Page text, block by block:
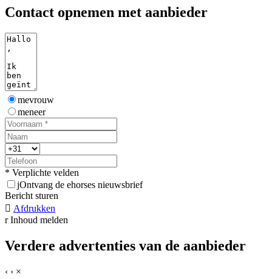
Contact opnemen met aanbieder
mevrouw
meneer
* Verplichte velden
jOntvang de ehorses nieuwsbrief
Bericht sturen
 Afdrukken
r Inhoud melden
Verdere advertenties van de aanbieder
‹ › ×